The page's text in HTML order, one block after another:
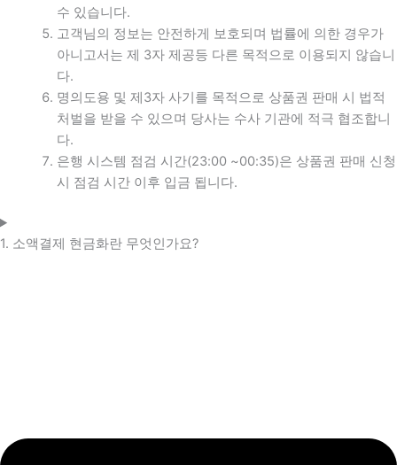
수 있습니다.
고객님의 정보는 안전하게 보호되며 법률에 의한 경우가
아니고서는 제 3자 제공등 다른 목적으로 이용되지 않습니
다.
명의도용 및 제3자 사기를 목적으로 상품권 판매 시 법적
처벌을 받을 수 있으며 당사는 수사 기관에 적극 협조합니
다.
은행 시스템 점검 시간(23:00 ~00:35)은 상품권 판매 신청
시 점검 시간 이후 입금 됩니다.
1. 소액결제 현금화란 무엇인가요?